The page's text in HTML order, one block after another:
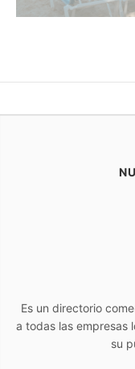
Es un directorio
a todas las empresas
su